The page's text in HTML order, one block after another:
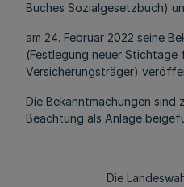
Buches Sozialgesetzbuch)
am 24. Februar 2022 seine
(Festlegung neuer
Versicherungsträger)
Die Bekanntmachungen sind
Beachtung als Anlage
Die